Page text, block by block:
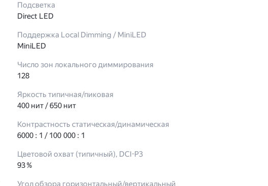
Подсветка
Direct LED
Поддержка Local Dimming / MiniLED
MiniLED
Число зон локального диммирования
128
Яркость типичная/пиковая
400 нит / 650 нит
Контрастность статическая/динамическая
6000 : 1 / 100 000 : 1
Цветовой охват (типичный), DCI-P3
93 %
Угол обзора горизонтальный/вертикальный